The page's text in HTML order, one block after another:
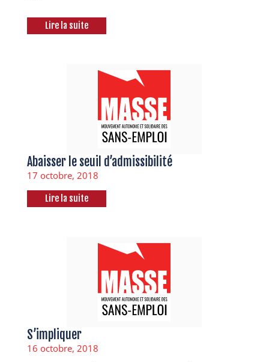
Lire la suite
Abaisser le seuil d’admissibilité
17 octobre, 2018
Lire la suite
S’impliquer
16 octobre, 2018